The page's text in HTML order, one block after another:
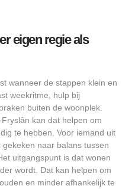
eigen regie als
wanneer de stappen klein en
weekritme, hulp bij
buiten de woonplek.
kan dat helpen om
te hebben. Voor iemand uit
naar balans tussen
uitgangspunt is dat wonen
wordt. Dat kan helpen om
en minder afhankelijk te